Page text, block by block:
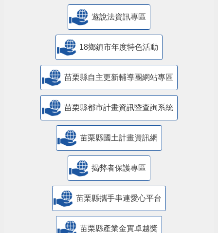
遊說法資訊專區
18鄉鎮市年度特色活動
苗栗縣自主更新輔導團網站專區
苗栗縣都市計畫資訊暨查詢系統
苗栗縣國土計畫資訊網
揭弊者保護專區
苗栗縣攜手串連愛心平台
苗栗縣產業金實卓越獎